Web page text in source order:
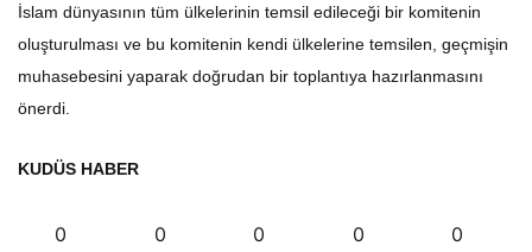
İslam dünyasının tüm ülkelerinin temsil edileceği bir komitenin
oluşturulması ve bu komitenin kendi ülkelerine temsilen, geçmişin
muhasebesini yaparak doğrudan bir toplantıya hazırlanmasını
önerdi.
KUDÜS HABER
0 0 0 0 0